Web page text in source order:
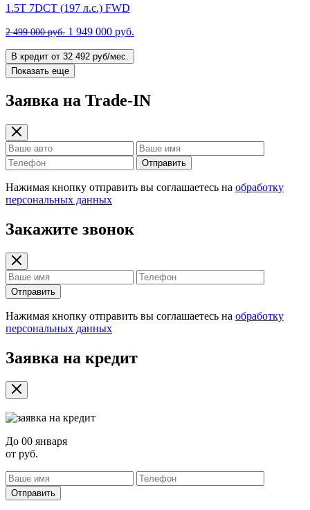
1.5T 7DCT (197 л.с.) FWD
2 499 000 руб. 1 949 000 руб.
В кредит от 32 492 руб/мес.
Показать еще
Заявка на Trade-IN
Отправить
Нажимая кнопку отправить вы соглашаетесь на обработку
персональных данных
Закажите звонок
Отправить
Нажимая кнопку отправить вы соглашаетесь на обработку
персональных данных
Заявка на кредит
До 00 января
от руб.
Отправить